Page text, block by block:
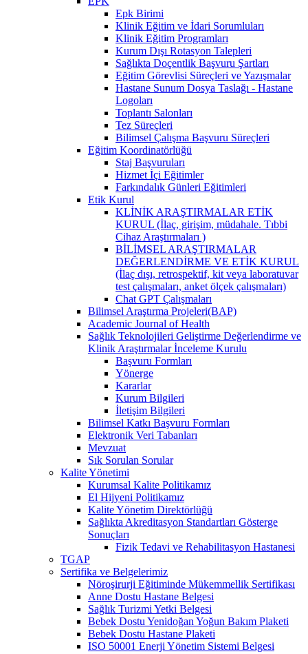
Epk Birimi
Klinik Eğitim ve İdari Sorumluları
Klinik Eğitim Programları
Kurum Dışı Rotasyon Talepleri
Sağlıkta Doçentlik Başvuru Şartları
Eğitim Görevlisi Süreçleri ve Yazışmalar
Hastane Sunum Dosya Taslağı - Hastane
Logoları
Toplantı Salonları
Tez Süreçleri
Bilimsel Çalışma Başvuru Süreçleri
Eğitim Koordinatörlüğü
Staj Başvuruları
Hizmet İçi Eğitimler
Farkındalık Günleri Eğitimleri
Etik Kurul
KLİNİK ARAŞTIRMALAR ETİK
KURUL (İlaç, girişim, müdahale. Tıbbi
Cihaz Araştırmaları )
BİLİMSEL ARAŞTIRMALAR
DEĞERLENDİRME VE ETİK KURUL
(İlaç dışı, retrospektif, kit veya laboratuvar
test çalışmaları, anket ölçek çalışmaları)
Chat GPT Çalışmaları
Bilimsel Araştırma Projeleri(BAP)
Academic Journal of Health
Sağlık Teknolojileri Geliştirme Değerlendirme ve
Klinik Araştırmalar İnceleme Kurulu
Başvuru Formları
Yönerge
Kararlar
Kurum Bilgileri
İletişim Bilgileri
Bilimsel Katkı Başvuru Formları
Elektronik Veri Tabanları
Mevzuat
Sık Sorulan Sorular
Kalite Yönetimi
Kurumsal Kalite Politikamız
El Hijyeni Politikamız
Kalite Yönetim Direktörlüğü
Sağlıkta Akreditasyon Standartları Gösterge
Sonuçları
Fizik Tedavi ve Rehabilitasyon Hastanesi
TGAP
Sertifika ve Belgelerimiz
Nöroşirurji Eğitiminde Mükemmellik Sertifikası
Anne Dostu Hastane Belgesi
Sağlık Turizmi Yetki Belgesi
Bebek Dostu Yenidoğan Yoğun Bakım Plaketi
Bebek Dostu Hastane Plaketi
ISO 50001 Enerji Yönetim Sistemi Belgesi